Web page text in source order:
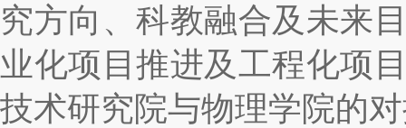
究方向、科教融合及未来
业化项目推进及工程化项
技术研究院与物理学院的